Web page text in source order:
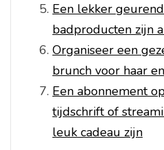
Een lekker
badproducten zijn
Organiseer een
brunch voor haar
Een abonnement
tijdschrift of
leuk cadeau zijn